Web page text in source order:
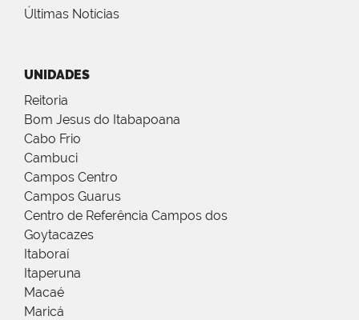
Últimas Notícias
UNIDADES
Reitoria
Bom Jesus do Itabapoana
Cabo Frio
Cambuci
Campos Centro
Campos Guarus
Centro de Referência Campos dos
Goytacazes
Itaboraí
Itaperuna
Macaé
Maricá